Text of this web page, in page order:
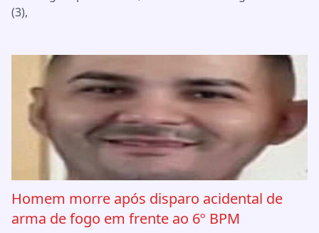
(3),
Homem morre após disparo acidental de
arma de fogo em frente ao 6º BPM